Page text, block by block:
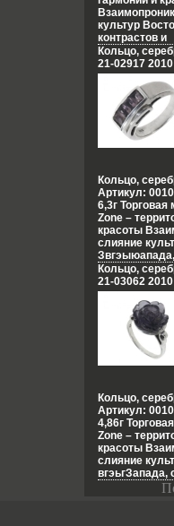
создавать
приобретая
настроения и
успехе.
культур
контрастов и
Настроения
французских
роскошь
романтика
лазурных
моды и
Zen Zone
украшений,
образ
привилегию
свой
приобретая
настроения и
успехе.
Кольцо,
21-02917
Кольцо,
Артикул:
6,3г
Zone –
красоты
слияние
Звгэыюапада,
и
неонового
французских
роскошь
романтика
лазурных
моды и
создания
украшающих
Zone дарят
избранных –
создавать
приобретая
настроения и
успехе.
Кольцо,
21-03062
Кольцо,
Артикул:
4,86г
Zone –
красоты
слияние
вгэьгЗапада,